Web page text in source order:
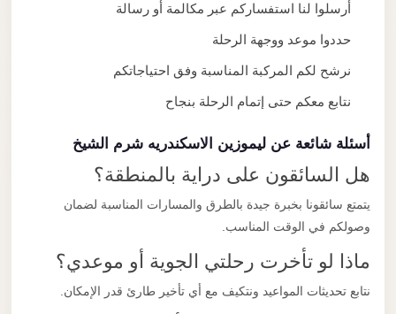
أرسلوا لنا استفساركم عبر مكالمة أو رسالة
حددوا موعد ووجهة الرحلة
نرشح لكم المركبة المناسبة وفق احتياجاتكم
نتابع معكم حتى إتمام الرحلة بنجاح
أسئلة شائعة عن ليموزين الاسكندريه شرم الشيخ
هل السائقون على دراية بالمنطقة؟
يتمتع سائقونا بخبرة جيدة بالطرق والمسارات المناسبة لضمان
وصولكم في الوقت المناسب.
ماذا لو تأخرت رحلتي الجوية أو موعدي؟
نتابع تحديثات المواعيد ونتكيف مع أي تأخير طارئ قدر الإمكان.